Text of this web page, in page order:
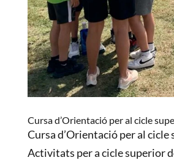
Cursa d’Orientació per al cicle
Cursa d’Orientació per al cicle
Activitats per a cicle superior